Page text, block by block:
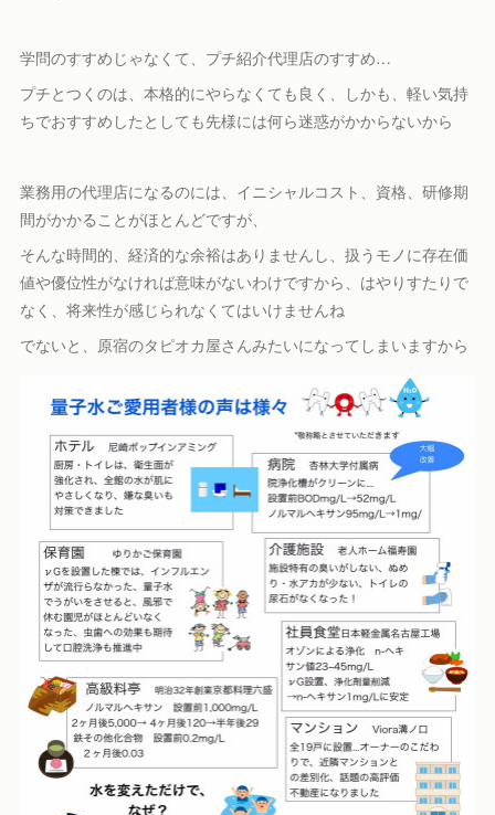
学問のすすめじゃなくて、プチ紹介代理店のすすめ…
プチとつくのは、本格的にやらなくても良く、しかも、軽い気持
ちでおすすめしたとしても先様には何ら迷惑がかからないから
業務用の代理店になるのには、イニシャルコスト、資格、研修期
間がかかることがほとんどですが、
そんな時間的、経済的な余裕はありませんし、扱うモノに存在価
値や優位性がなければ意味がないわけですから、はやりすたりで
なく、将来性が感じられなくてはいけませんね
でないと、原宿のタピオカ屋さんみたいになってしまいますから